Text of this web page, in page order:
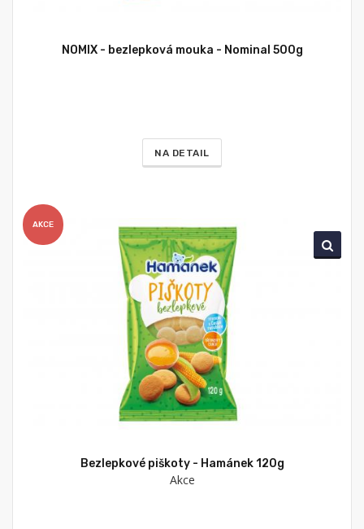
NOMIX - bezlepková mouka - Nominal 500g
NA DETAIL
AKCE
Bezlepkové piškoty - Hamánek 120g
Akce